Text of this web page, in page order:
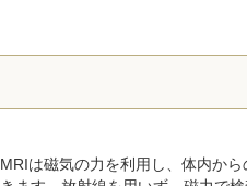
MRIは磁気の力を利用し、体内か